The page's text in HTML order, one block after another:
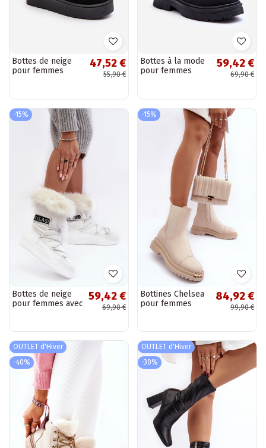
Bottes de neige
pour femmes
47,52 €
55,90 €
Bottes à la mode
pour femmes
59,42 €
69,90 €
-15%
Bottes de neige
pour femmes avec
59,42 €
69,90 €
-15%
Bottines Chelsea
pour femmes
84,92 €
99,90 €
OUTLET d'Hiver
-40%
OUTLET d'Hiver
-30%